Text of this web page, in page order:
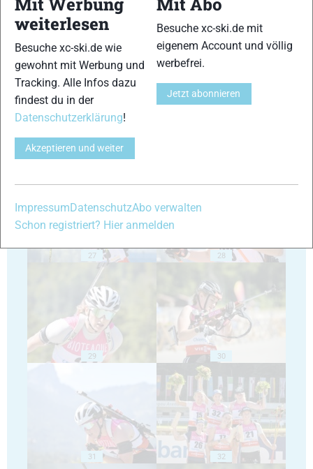
23
27 28
29 30
31 32
weiterlesen
Besuche xc-ski.de wie
gewohnt mit Werbung und
Tracking. Alle Infos dazu
findest du in der
Datenschutzerklärung!
Akzeptieren und weiter
Besuche xc-ski.de mit
eigenem Account und völlig
werbefrei.
Jetzt abonnieren
ImpressumDatenschutzAbo verwalten
Schon registriert? Hier anmelden